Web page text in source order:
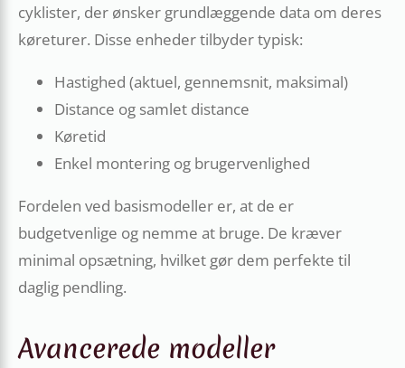
cyklister, der ønsker grundlæggende data om deres
køreturer. Disse enheder tilbyder typisk:
Hastighed (aktuel, gennemsnit, maksimal)
Distance og samlet distance
Køretid
Enkel montering og brugervenlighed
Fordelen ved basismodeller er, at de er
budgetvenlige og nemme at bruge. De kræver
minimal opsætning, hvilket gør dem perfekte til
daglig pendling.
Avancerede modeller